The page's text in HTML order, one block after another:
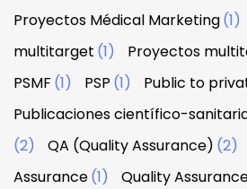
Proyectos Médical Marketing(1)
multitarget (1) Proyectos
PSMF (1) PSP (1) Public to
Publicaciones científico-
(2)
QA (Quality Assurance) (2)
Assurance(1) Quality